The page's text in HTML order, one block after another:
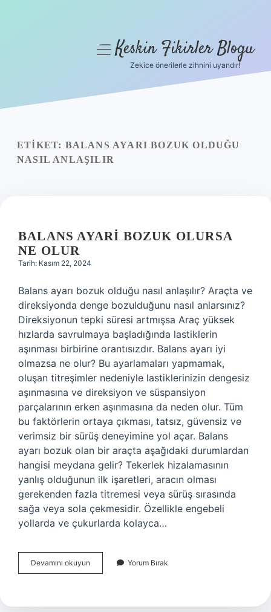
Yasal Uyarı
menüyüKeskin Fikirler Blogu
Zekice önerilerle zihnini uyandır!
ETIKET: BALANS AYARI BOZUK OLDUĞU
NASIL ANLAŞILIR
BALANS AYARI BOZUK OLURSA
NE OLUR
Tarih: Kasım 22, 2024
Balans ayarı bozuk olduğu nasıl anlaşılır? Araçta ve
direksiyonda denge bozulduğunu nasıl anlarsınız?
Direksiyonun tepki süresi artmışsa Araç yüksek
hızlarda savrulmaya başladığında lastiklerin
aşınması birbirine orantısızdır. Balans ayarı iyi
olmazsa ne olur? Bu ayarlamaları yapmamak,
oluşan titreşimler nedeniyle lastiklerinizin dengesiz
aşınmasına ve direksiyon ve süspansiyon
parçalarının erken aşınmasına da neden olur. Tüm
bu faktörlerin ortaya çıkması, tatsız, güvensiz ve
verimsiz bir sürüş deneyimine yol açar. Balans
ayarı bozuk olan bir araçta aşağıdaki durumlardan
hangisi meydana gelir? Tekerlek hizalamasının
yanlış olduğunun ilk işaretleri, aracın olması
gerekenden fazla titremesi veya sürüş sırasında
sağa veya sola çekmesidir. Özellikle engebeli
yollarda ve çukurlarda kolayca…
Devamını okuyun
Ayari
Ne
Yorum Bırak